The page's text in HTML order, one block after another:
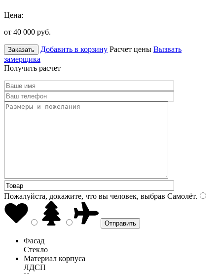
Цена:
от 40 000 руб.
Заказать Добавить в корзину Расчет цены Вызвать
замерщика
Получить расчет
Пожалуйста, докажите, что вы человек, выбрав Самолёт.
Фасад
Стекло
Материал корпуса
ЛДСП